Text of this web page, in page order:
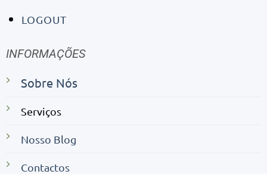
LOGOUT
INFORMAÇÕES
Sobre Nós
Serviços
Nosso Blog
Contactos